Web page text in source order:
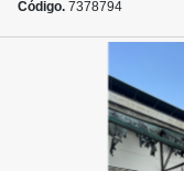
Código. 7378794